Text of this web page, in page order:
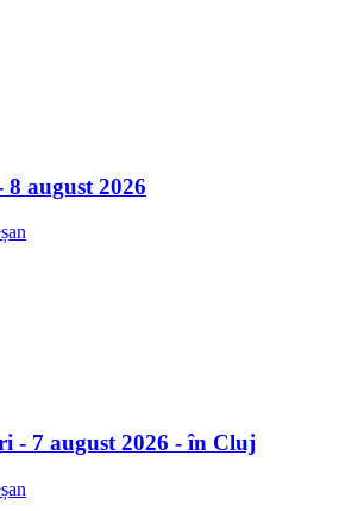
august 2026
- 7 august 2026 - în Cluj